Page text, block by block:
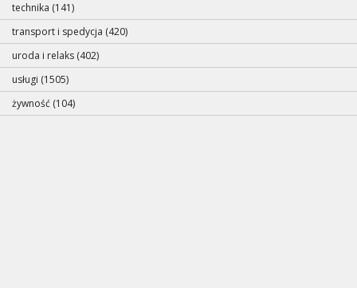
technika (141)
transport i spedycja (420)
uroda i relaks (402)
usługi (1505)
żywność (104)